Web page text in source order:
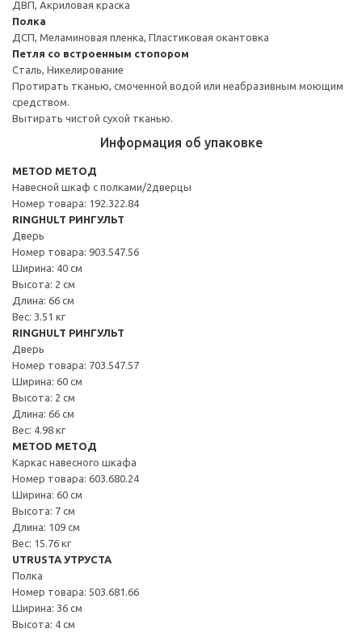
ДВП, Акриловая краска
Полка
ДСП, Меламиновая пленка, Пластиковая окантовка
Петля со встроенным стопором
Сталь, Никелирование
Протирать тканью, смоченной водой или неабразивным моющим
средством.
Вытирать чистой сухой тканью.
Информация об упаковке
METOD МЕТОД
Навесной шкаф с полками/2дверцы
Номер товара: 192.322.84
RINGHULT РИНГУЛЬТ
Дверь
Номер товара: 903.547.56
Ширина: 40 см
Высота: 2 см
Длина: 66 см
Вес: 3.51 кг
RINGHULT РИНГУЛЬТ
Дверь
Номер товара: 703.547.57
Ширина: 60 см
Высота: 2 см
Длина: 66 см
Вес: 4.98 кг
METOD МЕТОД
Каркас навесного шкафа
Номер товара: 603.680.24
Ширина: 60 см
Высота: 7 см
Длина: 109 см
Вес: 15.76 кг
UTRUSTA УТРУСТА
Полка
Номер товара: 503.681.66
Ширина: 36 см
Высота: 4 см